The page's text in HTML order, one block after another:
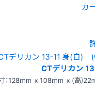
カ
CTデリカン
：128mm x 108mm x (高